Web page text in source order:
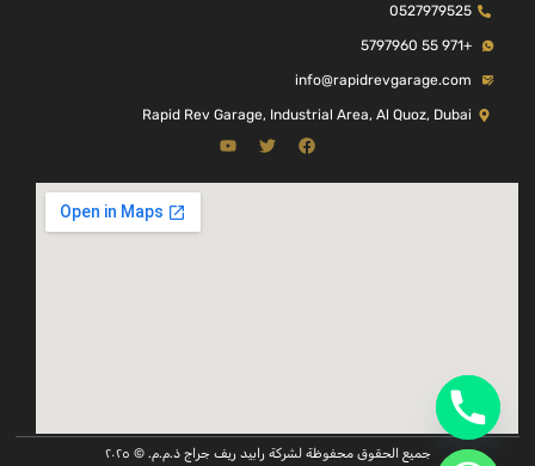
0527979525
+971 55 5797960
info@rapidrevgarage.com
Rapid Rev Garage, Industrial Area, Al Quoz, Dubai
جميع الحقوق محفوظة لشركة رابيد ريف جراج ذ.م.م. © ٢٠٢٥